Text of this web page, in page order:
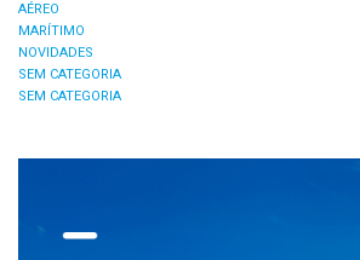
AÉREO
MARÍTIMO
NOVIDADES
SEM CATEGORIA
SEM CATEGORIA